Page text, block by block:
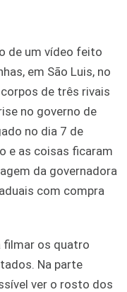
de um vídeo feito
em São Luis, no
de três rivais
no governo de
no dia 7 de
e as coisas ficaram
da governadora
com compra
filmar os quatro
Na parte
ver o rosto dos